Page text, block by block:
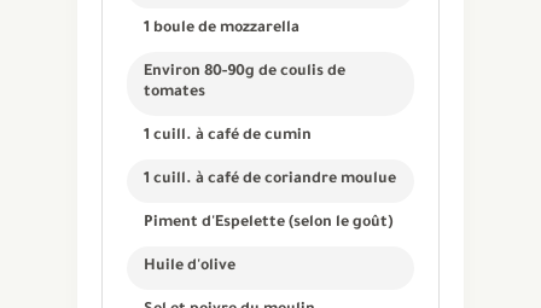
1 boule de mozzarella
Environ 80-90g de coulis de
tomates
1 cuill. à café de cumin
1 cuill. à café de coriandre moulue
Piment d'Espelette (selon le goût)
Huile d'olive